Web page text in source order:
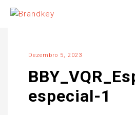
Dezembro 5, 2023
especial-1